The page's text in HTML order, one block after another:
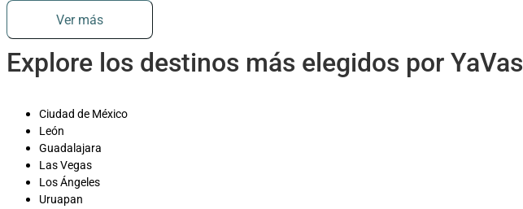
Ver más
Explore los destinos más elegidos por YaVas
Ciudad de México
León
Guadalajara
Las Vegas
Los Ángeles
Uruapan